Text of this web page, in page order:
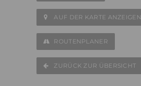
AUF DER KARTE ANZEIGEN
ROUTENPLANER
ZURÜCK ZUR ÜBERSICHT